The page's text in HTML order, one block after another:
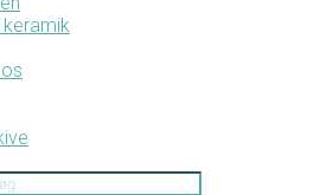
keramik